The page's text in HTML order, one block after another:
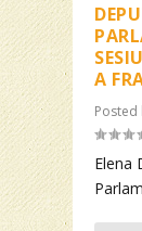
A
Posted
Elena